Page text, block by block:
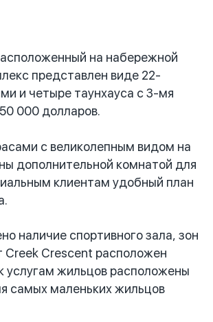
на набережной
представлен виде 22-
и четыре таунхауса с 3-мя
000 долларов.
с великолепным видом на
дополнительной комнатой для
клиентам удобный план
наличие спортивного зала, зон
Creek Crescent расположен
услугам жильцов расположены
самых маленьких жильцов